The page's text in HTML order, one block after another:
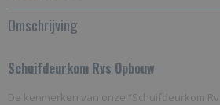
Bruto gewicht
Omschrijving
Schuifdeurkom Rvs Opbouw
De kenmerken van onze “Schuifdeurkom